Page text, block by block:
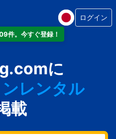
件。今すぐ登録！
ログイン
に
メント
ル
レンタル
ウス
載